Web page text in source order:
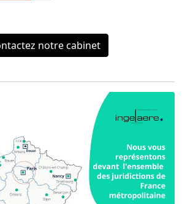
notre cabinet